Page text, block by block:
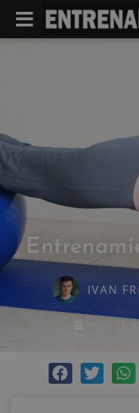
IVAN
mayo 21,